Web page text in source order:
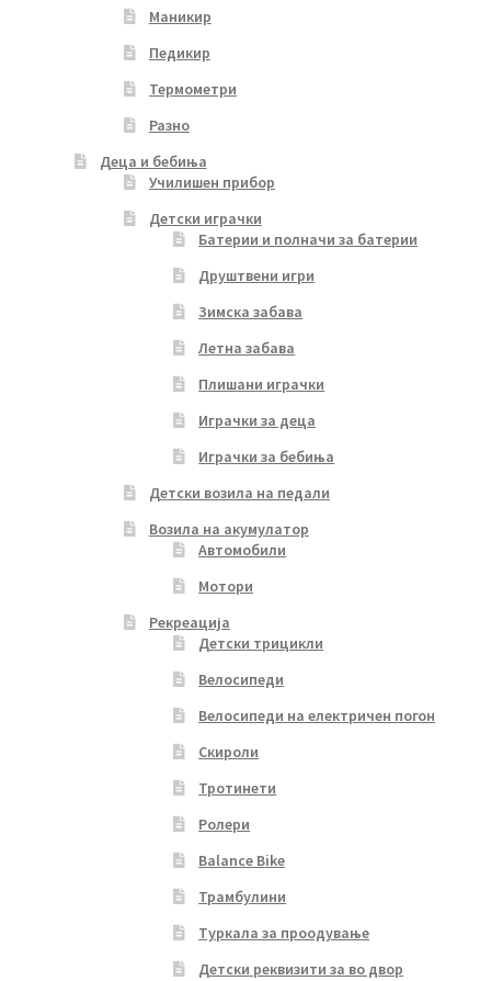
Маникир
Педикир
Термометри
Разно
Деца и бебиња
Училишен прибор
Детски играчки
Батерии и полначи за батерии
Друштвени игри
Зимска забава
Летна забава
Плишани играчки
Играчки за деца
Играчки за бебиња
Детски возила на педали
Возила на акумулатор
Автомобили
Мотори
Рекреација
Детски трицикли
Велосипеди
Велосипеди на електричен погон
Скироли
Тротинети
Ролери
Balance Bike
Трамбулини
Туркала за проодување
Детски реквизити за во двор